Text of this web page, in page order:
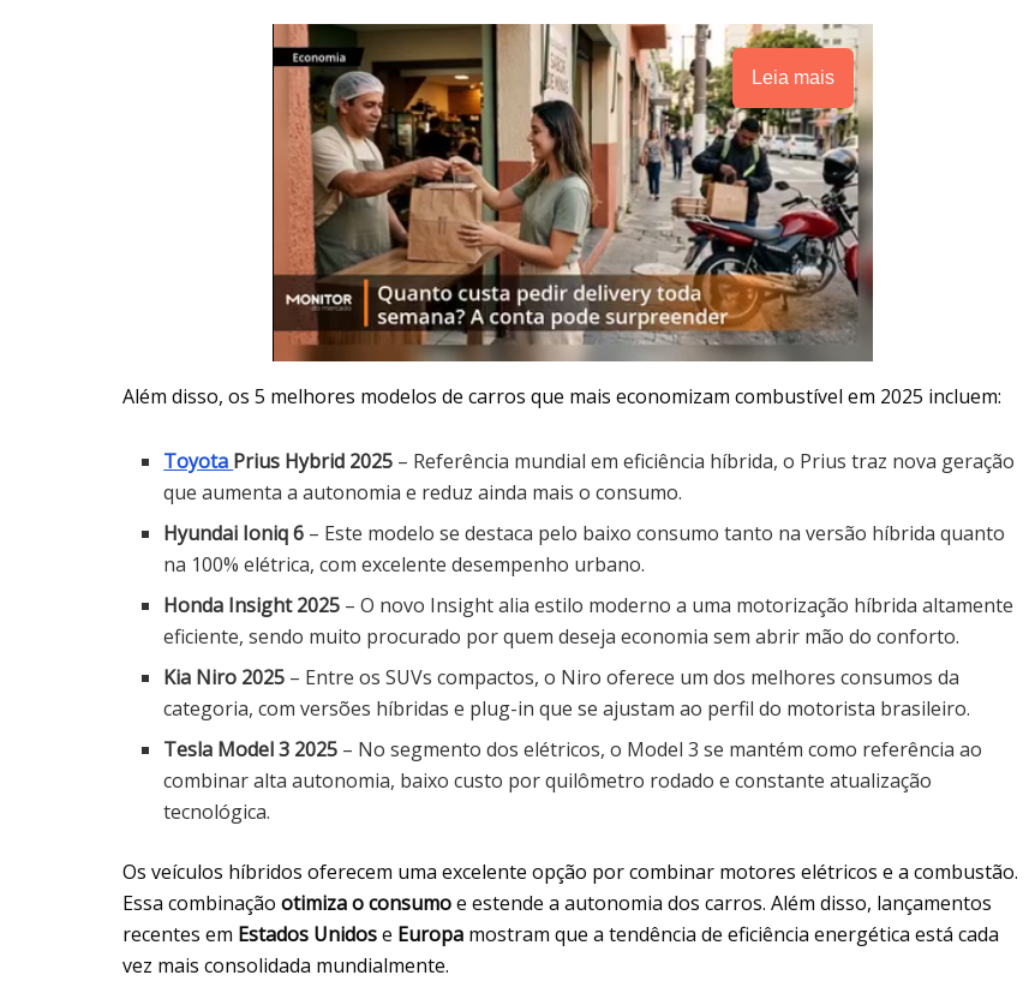
Leia mais
Além disso, os 5 melhores modelos de carros que mais economizam combustível em 2025 incluem:
Toyota Prius Hybrid 2025 – Referência mundial em eficiência híbrida, o Prius traz nova geração
que aumenta a autonomia e reduz ainda mais o consumo.
Hyundai Ioniq 6 – Este modelo se destaca pelo baixo consumo tanto na versão híbrida quanto
na 100% elétrica, com excelente desempenho urbano.
Honda Insight 2025 – O novo Insight alia estilo moderno a uma motorização híbrida altamente
eficiente, sendo muito procurado por quem deseja economia sem abrir mão do conforto.
Kia Niro 2025 – Entre os SUVs compactos, o Niro oferece um dos melhores consumos da
categoria, com versões híbridas e plug-in que se ajustam ao perfil do motorista brasileiro.
Tesla Model 3 2025 – No segmento dos elétricos, o Model 3 se mantém como referência ao
combinar alta autonomia, baixo custo por quilômetro rodado e constante atualização
tecnológica.
Os veículos híbridos oferecem uma excelente opção por combinar motores elétricos e a combustão.
Essa combinação otimiza o consumoe estende a autonomia dos carros. Além disso, lançamentos
recentes em Estados Unidose Europa mostram que a tendência de eficiência energética está cada
vez mais consolidada mundialmente.